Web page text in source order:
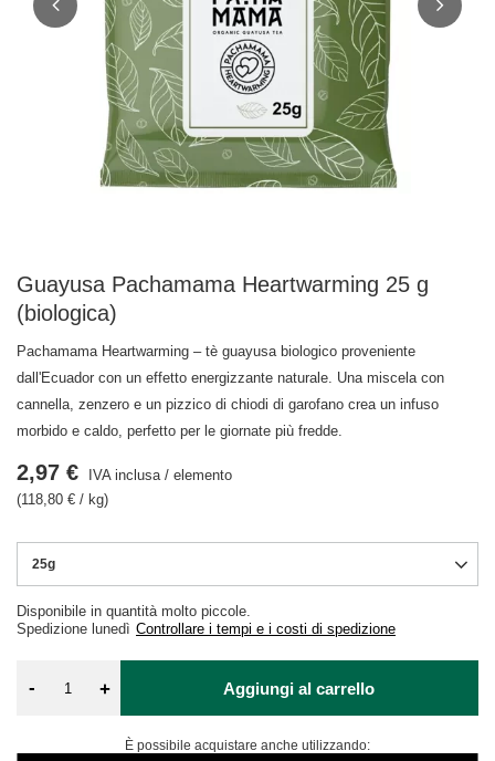
Guayusa Pachamama Heartwarming 25 g
(biologica)
Pachamama Heartwarming – tè guayusa biologico proveniente
dall'Ecuador con un effetto energizzante naturale. Una miscela con
cannella, zenzero e un pizzico di chiodi di garofano crea un infuso
morbido e caldo, perfetto per le giornate più fredde.
25g
Disponibile in quantità molto piccole
Spedizione lunedì Controllare i tempi e i costi di spedizione
2,97 € IVA inclusa/ elemento
(118,80 € / kg)
- + Aggiungi al carrello
È possibile acquistare anche utilizzando: